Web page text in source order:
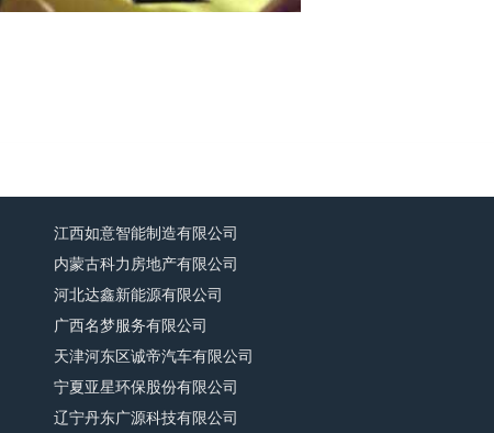
江西如意智能制造有限公司
内蒙古科力房地产有限公司
河北达鑫新能源有限公司
广西名梦服务有限公司
天津河东区诚帝汽车有限公司
宁夏亚星环保股份有限公司
辽宁丹东广源科技有限公司